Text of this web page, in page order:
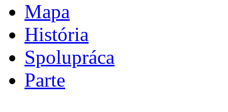
Mapa
História
Spolupráca
Parte